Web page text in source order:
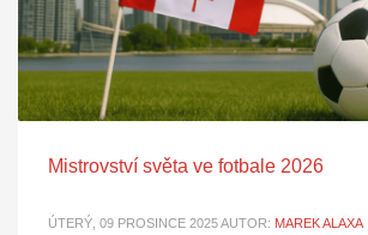
Mistrovství světa ve fotbale 2026
ÚTERÝ, 09 PROSINCE 2025AUTOR: MAREK ALAXA